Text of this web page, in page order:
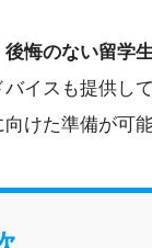
後悔のない留学
イスも提供し
けた準備が可能